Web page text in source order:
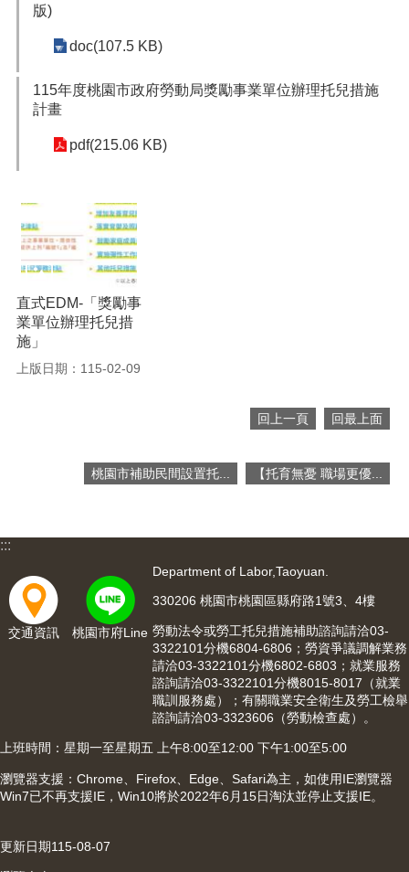
網
策
隱
私
權
政
政
府
網
站
版)
doc(107.5 KB)
115年度桃園市政府勞動局獎勵事業單位辦理托兒措施
計畫
pdf(215.06 KB)
直式EDM-「獎勵事
業單位辦理托兒措
施」
上版日期：115-02-09
回上一頁 回最上面
桃園市補助民間設置托... 【托育無憂 職場更優...
:::
交通資訊 桃園市府Line
Department of Labor,Taoyuan.
330206 桃園市桃園區縣府路1號3、4樓
勞動法令或勞工托兒措施補助諮詢請洽03-
3322101分機6804-6806；勞資爭議調解業務
請洽03-3322101分機6802-6803；就業服務
諮詢請洽03-3322101分機8015-8017（就業
職訓服務處）；有關職業安全衛生及勞工檢舉
諮詢請洽03-3323606（勞動檢查處）。
上班時間：星期一至星期五 上午8:00至12:00 下午1:00至5:00
瀏覽器支援：Chrome、Firefox、Edge、Safari為主，如使用IE瀏覽器
Win7已不再支援IE，Win10將於2022年6月15日淘汰並停止支援IE。
更新日期115-08-07